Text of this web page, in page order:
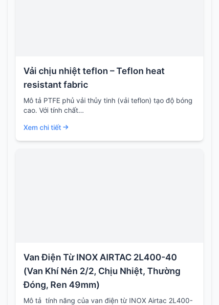
Vải chịu nhiệt teflon – Teflon heat
resistant fabric
Mô tả PTFE phủ vải thủy tinh (vải teflon) tạo độ bóng
cao. Với tính chất…
Xem chi tiết
Van Điện Từ INOX AIRTAC 2L400-40
(Van Khí Nén 2/2, Chịu Nhiệt, Thường
Đóng, Ren 49mm)
Mô tả tính năng của van điện từ INOX Airtac 2L400-